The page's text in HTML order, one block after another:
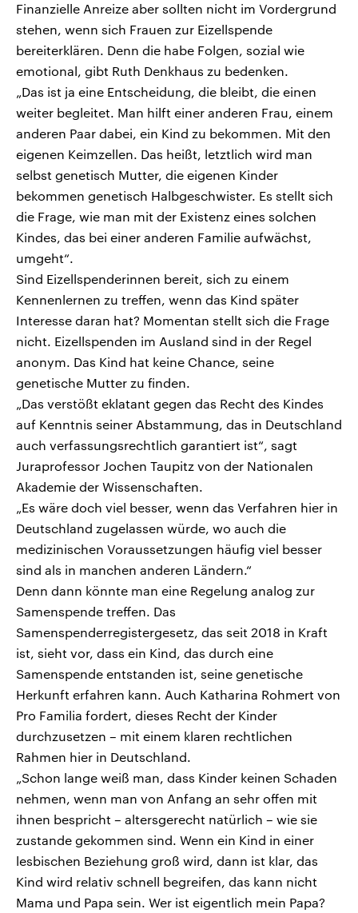
Finanzielle Anreize aber sollten nicht im Vordergrund
stehen, wenn sich Frauen zur Eizellspende
bereiterklären. Denn die habe Folgen, sozial wie
emotional, gibt Ruth Denkhaus zu bedenken.
„Das ist ja eine Entscheidung, die bleibt, die einen
weiter begleitet. Man hilft einer anderen Frau, einem
anderen Paar dabei, ein Kind zu bekommen. Mit den
eigenen Keimzellen. Das heißt, letztlich wird man
selbst genetisch Mutter, die eigenen Kinder
bekommen genetisch Halbgeschwister. Es stellt sich
die Frage, wie man mit der Existenz eines solchen
Kindes, das bei einer anderen Familie aufwächst,
umgeht“.
Sind Eizellspenderinnen bereit, sich zu einem
Kennenlernen zu treffen, wenn das Kind später
Interesse daran hat? Momentan stellt sich die Frage
nicht. Eizellspenden im Ausland sind in der Regel
anonym. Das Kind hat keine Chance, seine
genetische Mutter zu finden.
„Das verstößt eklatant gegen das Recht des Kindes
auf Kenntnis seiner Abstammung, das in Deutschland
auch verfassungsrechtlich garantiert ist“, sagt
Juraprofessor Jochen Taupitz von der Nationalen
Akademie der Wissenschaften.
„Es wäre doch viel besser, wenn das Verfahren hier in
Deutschland zugelassen würde, wo auch die
medizinischen Voraussetzungen häufig viel besser
sind als in manchen anderen Ländern.“
Denn dann könnte man eine Regelung analog zur
Samenspende treffen. Das
Samenspenderregistergesetz, das seit 2018 in Kraft
ist, sieht vor, dass ein Kind, das durch eine
Samenspende entstanden ist, seine genetische
Herkunft erfahren kann. Auch Katharina Rohmert von
Pro Familia fordert, dieses Recht der Kinder
durchzusetzen – mit einem klaren rechtlichen
Rahmen hier in Deutschland.
„Schon lange weiß man, dass Kinder keinen Schaden
nehmen, wenn man von Anfang an sehr offen mit
ihnen bespricht – altersgerecht natürlich – wie sie
zustande gekommen sind. Wenn ein Kind in einer
lesbischen Beziehung groß wird, dann ist klar, das
Kind wird relativ schnell begreifen, das kann nicht
Mama und Papa sein. Wer ist eigentlich mein Papa?